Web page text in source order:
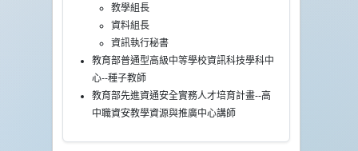
教學組長
資料組長
資訊執行秘書
教育部普通型高級中等學校資訊科技學科中
心--種子教師
教育部先進資通安全實務人才培育計畫--高
中職資安教學資源與推廣中心講師